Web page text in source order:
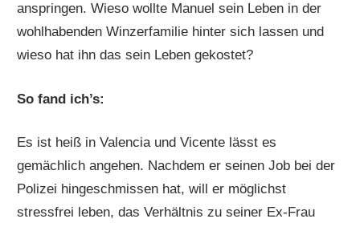
anspringen. Wieso wollte Manuel sein Leben in der
wohlhabenden Winzerfamilie hinter sich lassen und
wieso hat ihn das sein Leben gekostet?
So fand ich’s:
Es ist heiß in Valencia und Vicente lässt es
gemächlich angehen. Nachdem er seinen Job bei der
Polizei hingeschmissen hat, will er möglichst
stressfrei leben, das Verhältnis zu seiner Ex-Frau